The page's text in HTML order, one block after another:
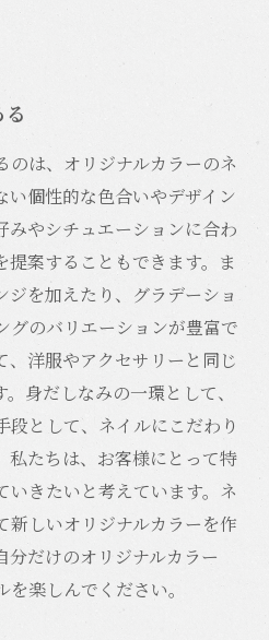
のは、オリジナルカラーのネ
い個性的な色合いやデザイン
みやシチュエーションに合わ
案することもできます。ま
を加えたり、グラデーショ
グのバリエーションが豊富で
、洋服やアクセサリーと同じ
身だしなみの一環として、
段として、ネイルにこだわり
私たちは、お客様にとって特
いきたいと考えています。ネ
新しいオリジナルカラーを作
分だけのオリジナルカラー
楽しんでください。